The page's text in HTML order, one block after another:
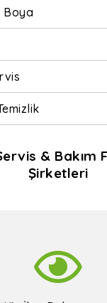
Boya
& Bakım
Şirketleri